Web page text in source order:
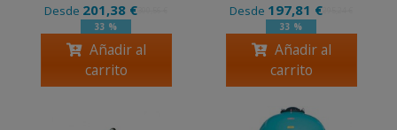
Desde 201,38 €
33 %
Añadir al
carrito
Desde 197,81 €
33 %
Añadir al
carrito